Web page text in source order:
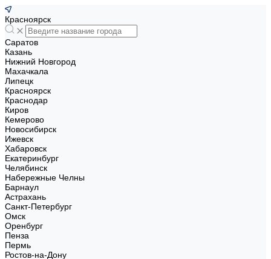
Красноярск
Саратов
Казань
Нижний Новгород
Махачкала
Липецк
Красноярск
Краснодар
Киров
Кемерово
Новосибирск
Ижевск
Хабаровск
Екатеринбург
Челябинск
Набережные Челны
Барнаул
Астрахань
Санкт-Петербург
Омск
Оренбург
Пенза
Пермь
Ростов-на-Дону